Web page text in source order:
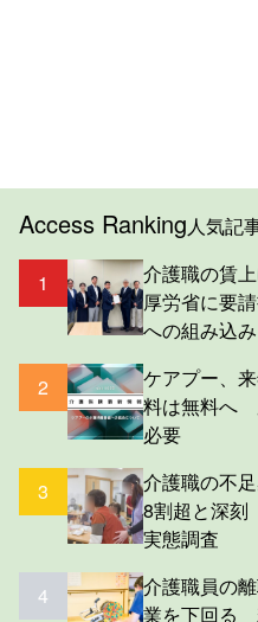
Access Ranking人気記
1
介護職の賃
厚労省に要
への組み込
2
ケアプー、
料は無料へ
必要
3
介護職の不
8割超と深
実態調査
4
介護職員の
業を下回る